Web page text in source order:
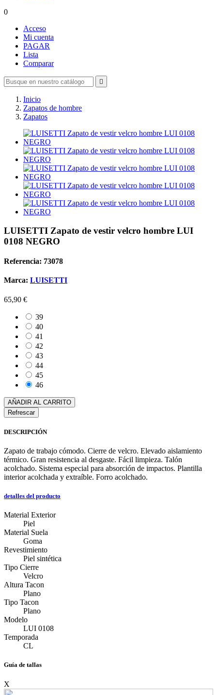
0
Acceso
Mi cuenta
PAGAR
Lista
Comparar

Inicio
Zapatos de hombre
Zapatos
LUISETTI Zapato de vestir velcro hombre LUI
0108 NEGRO
Referencia: 73078
Marca: LUISETTI
65,90 €
39
40
41
42
43
44
45
46
AÑADIR AL CARRITO
DESCRIPCIÓN
Zapato de trabajo cómodo. Cierre de velcro. Elevado aislamiento
térmico. Gran resistencia al desgaste. Fácil limpieza. Talón
acolchado. Sistema especial para absorción de impactos. Plantilla
interior acolchada y extraíble. Forro acolchado.
detalles del producto
Material Exterior
Piel
Material Suela
Goma
Revestimiento
Piel sintética
Tipo Cierre
Velcro
Altura Tacon
Plano
Tipo Tacon
Plano
Modelo
LUI 0108
Temporada
CL
Guía de tallas
X